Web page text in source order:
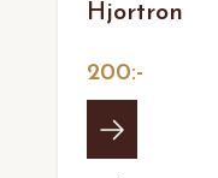
Hjortron
200:-